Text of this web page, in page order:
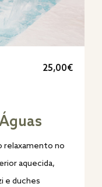
25,00€
relaxamento no
aquecida,
e duches